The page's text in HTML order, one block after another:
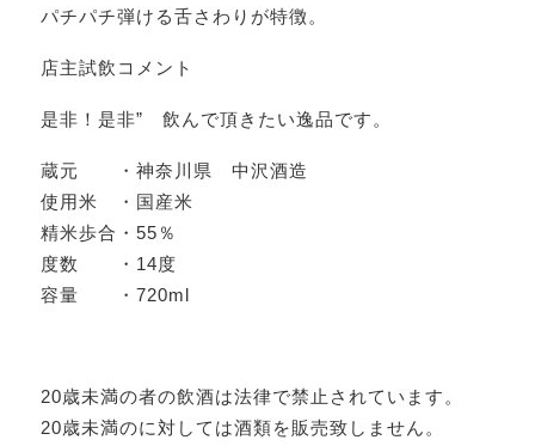
パチパチ弾ける舌さわりが特徴。
店主試飲コメント
是非！是非” 飲んで頂きたい逸品です。
蔵元 ・神奈川県 中沢酒造
使用米 ・国産米
精米歩合・55％
度数 ・14度
容量 ・720ml
20歳未満の者の飲酒は法律で禁止されています。
20歳未満のに対しては酒類を販売致しません。